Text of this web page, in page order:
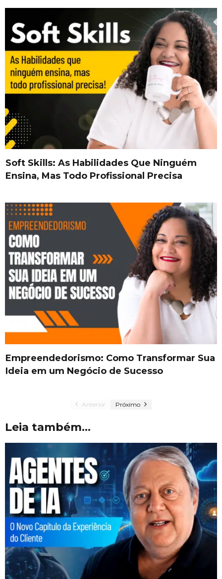
Soft Skills: As Habilidades Que Ninguém
Ensina, Mas Todo Profissional Precisa
Empreendedorismo: Como Transformar Sua
Ideia em um Negócio de Sucesso
Anterior Próximo
Leia também...